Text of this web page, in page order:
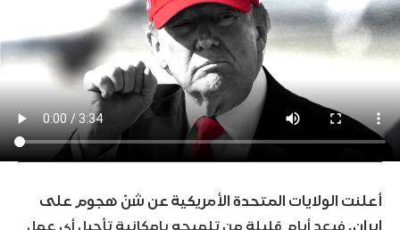
أعلنت الولايات المتحدة الأمريكية عن شنّ هجوم على